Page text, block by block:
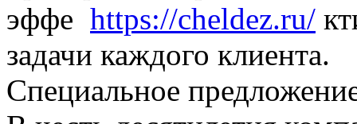
эффе https://cheldez.ru/
задачи каждого клиента.
Специальное